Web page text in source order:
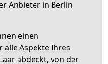
Anbieter in Berlin
einen
alle Aspekte Ihres
abdeckt, von der